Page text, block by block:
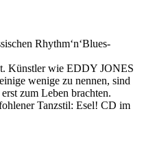
Rhythm‘n‘Blues-
Künstler wie EDDY JONES
wenige zu nennen, sind
zum Leben brachten.
Tanzstil: Esel! CD im